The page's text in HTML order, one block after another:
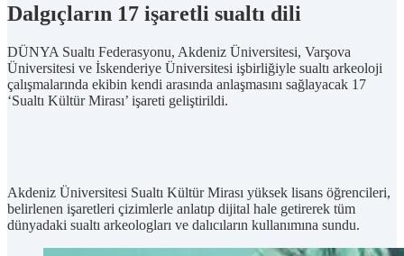
Dalgıçların 17 işaretli sualtı dili
DÜNYA Sualtı Federasyonu, Akdeniz Üniversitesi, Varşova
Üniversitesi ve İskenderiye Üniversitesi işbirliğiyle sualtı arkeoloji
çalışmalarında ekibin kendi arasında anlaşmasını sağlayacak 17
‘Sualtı Kültür Mirası’ işareti geliştirildi.
Akdeniz Üniversitesi Sualtı Kültür Mirası yüksek lisans öğrencileri,
belirlenen işaretleri çizimlerle anlatıp dijital hale getirerek tüm
dünyadaki sualtı arkeologları ve dalıcıların kullanımına sundu.